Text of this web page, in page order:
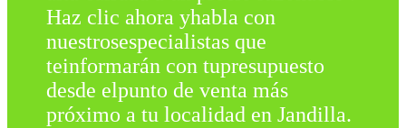
Haz clic ahora yhabla con
nuestrosespecialistas que
teinformarán con tupresupuesto
desde elpunto de venta más
próximo a tu localidad en Jandilla.